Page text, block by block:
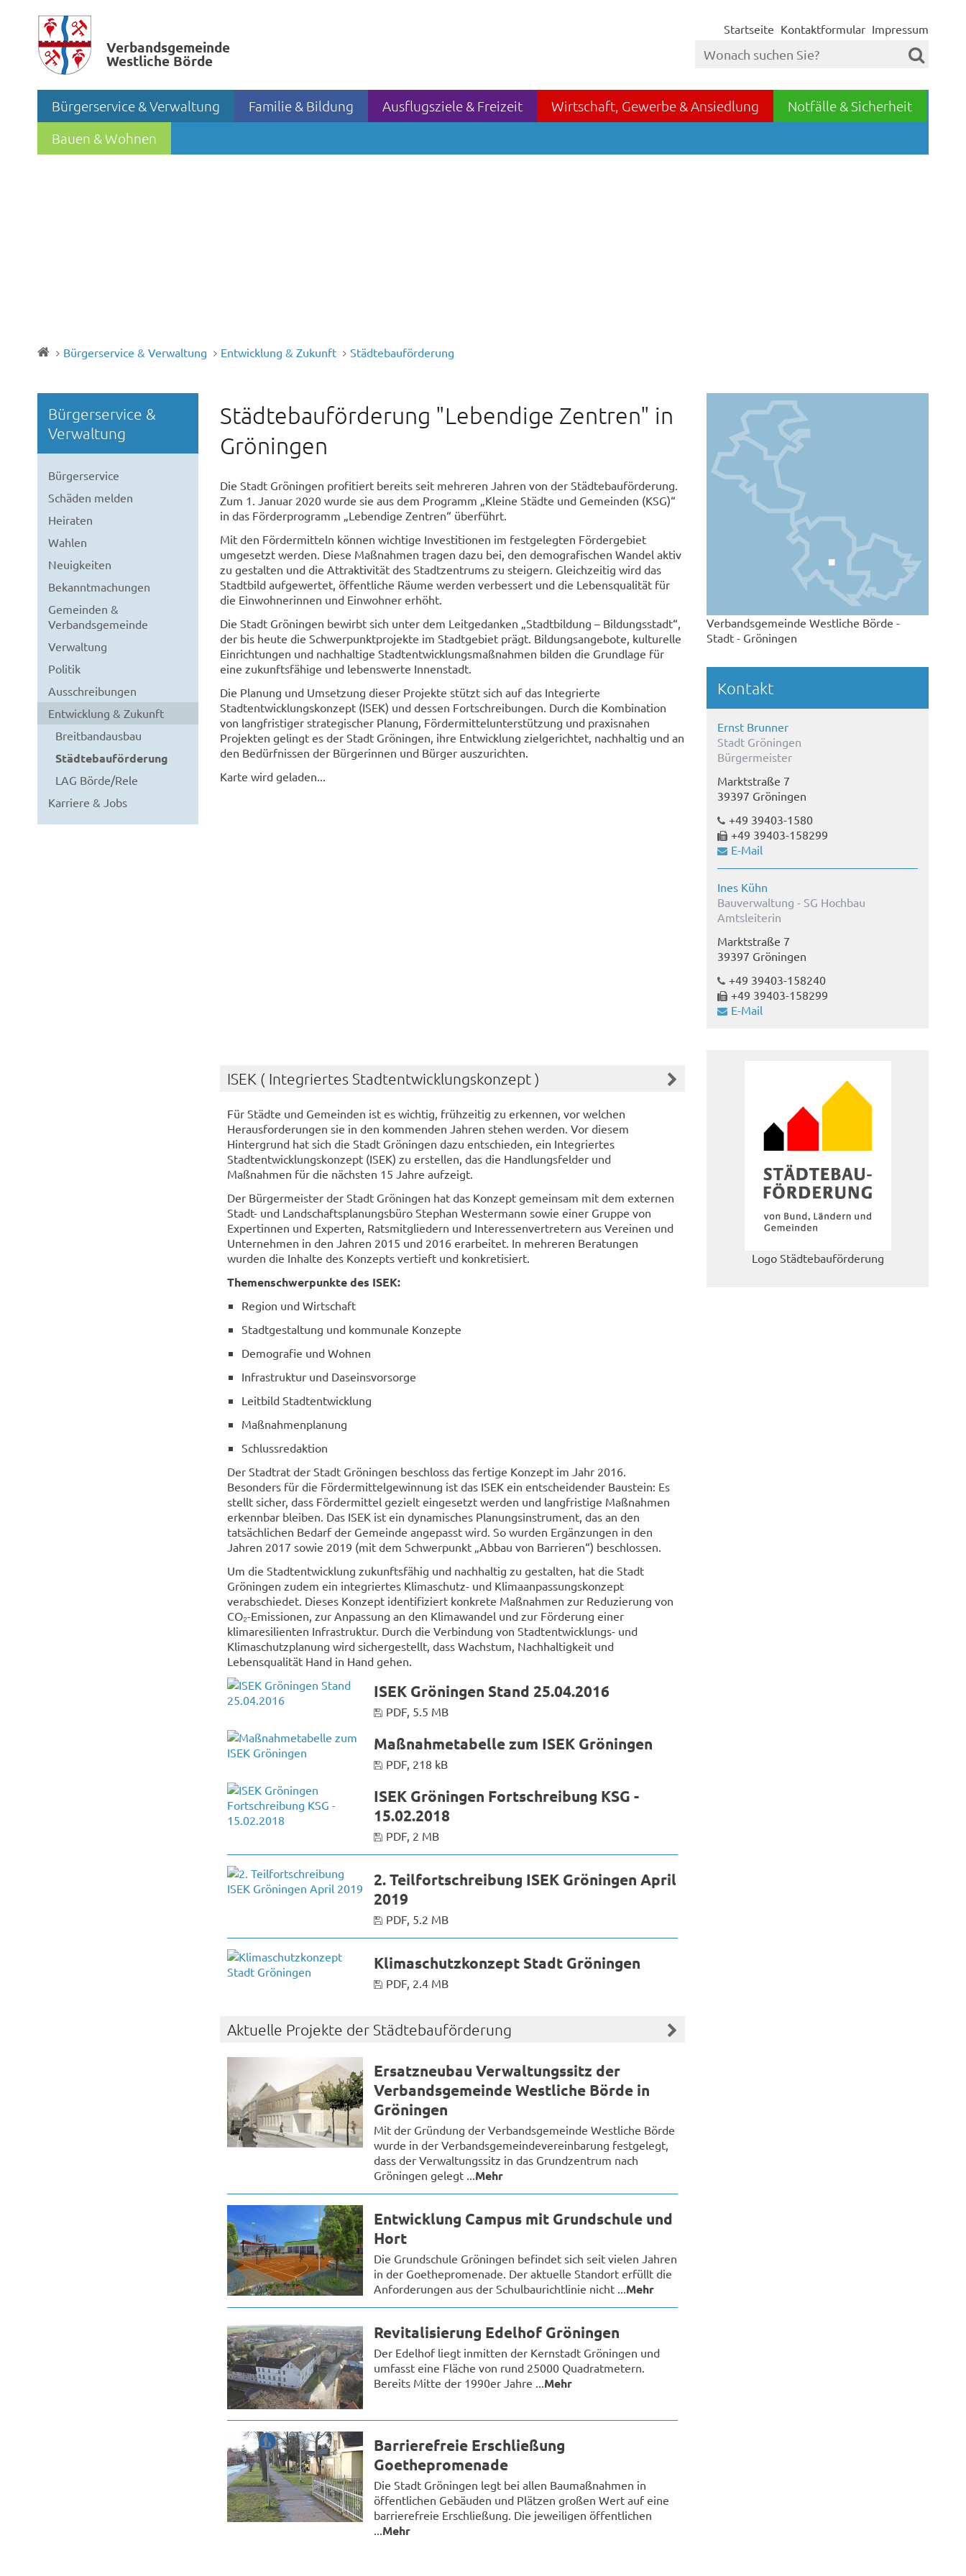
Verbands­gemeinde
Westliche Börde
Startseite Kontaktformular Impressum
Bürgerservice & Verwaltung Familie & Bildung Ausflugsziele & Freizeit Wirtschaft, Gewerbe & Ansiedlung
Notfälle & Sicherheit
Bauen & Wohnen
Bürgerservice & Verwaltung Entwicklung & Zukunft Städtebauförderung
Bürgerservice &
Verwaltung
Bürgerservice
Schäden melden
Heiraten
Wahlen
Neuigkeiten
Bekanntmachungen
Gemeinden &
Verbandsgemeinde
Verwaltung
Politik
Ausschreibungen
Entwicklung & Zukunft
Breitbandausbau
Städtebauförderung
LAG Börde/Rele
Karriere & Jobs
Städtebauförderung "Lebendige Zentren" in
Gröningen
Die Stadt Gröningen profitiert bereits seit mehreren Jahren von der Städtebauförderung.
Zum 1. Januar 2020 wurde sie aus dem Programm „Kleine Städte und Gemeinden (KSG)“
in das Förderprogramm „Lebendige Zentren“ überführt.
Mit den Fördermitteln können wichtige Investitionen im festgelegten Fördergebiet
umgesetzt werden. Diese Maßnahmen tragen dazu bei, den demografischen Wandel aktiv
zu gestalten und die Attraktivität des Stadtzentrums zu steigern. Gleichzeitig wird das
Stadtbild aufgewertet, öffentliche Räume werden verbessert und die Lebensqualität für
die Einwohnerinnen und Einwohner erhöht.
Die Stadt Gröningen bewirbt sich unter dem Leitgedanken „Stadtbildung – Bildungsstadt“,
der bis heute die Schwerpunktprojekte im Stadtgebiet prägt. Bildungsangebote, kulturelle
Einrichtungen und nachhaltige Stadtentwicklungsmaßnahmen bilden die Grundlage für
eine zukunftsfähige und lebenswerte Innenstadt.
Die Planung und Umsetzung dieser Projekte stützt sich auf das Integrierte
Stadtentwicklungskonzept (ISEK) und dessen Fortschreibungen. Durch die Kombination
von langfristiger strategischer Planung, Fördermittelunterstützung und praxisnahen
Projekten gelingt es der Stadt Gröningen, ihre Entwicklung zielgerichtet, nachhaltig und an
den Bedürfnissen der Bürgerinnen und Bürger auszurichten.
Karte wird geladen...
ISEK ( Integriertes Stadtentwicklungskonzept )
Für Städte und Gemeinden ist es wichtig, frühzeitig zu erkennen, vor welchen
Herausforderungen sie in den kommenden Jahren stehen werden. Vor diesem
Hintergrund hat sich die Stadt Gröningen dazu entschieden, ein Integriertes
Stadtentwicklungskonzept (ISEK) zu erstellen, das die Handlungsfelder und
Maßnahmen für die nächsten 15 Jahre aufzeigt.
Der Bürgermeister der Stadt Gröningen hat das Konzept gemeinsam mit dem externen
Stadt- und Landschaftsplanungsbüro Stephan Westermann sowie einer Gruppe von
Expertinnen und Experten, Ratsmitgliedern und Interessenvertretern aus Vereinen und
Unternehmen in den Jahren 2015 und 2016 erarbeitet. In mehreren Beratungen
wurden die Inhalte des Konzepts vertieft und konkretisiert.
Themenschwerpunkte des ISEK:
Region und Wirtschaft
Stadtgestaltung und kommunale Konzepte
Demografie und Wohnen
Infrastruktur und Daseinsvorsorge
Leitbild Stadtentwicklung
Maßnahmenplanung
Schlussredaktion
Der Stadtrat der Stadt Gröningen beschloss das fertige Konzept im Jahr 2016.
Besonders für die Fördermittelgewinnung ist das ISEK ein entscheidender Baustein: Es
stellt sicher, dass Fördermittel gezielt eingesetzt werden und langfristige Maßnahmen
erkennbar bleiben. Das ISEK ist ein dynamisches Planungsinstrument, das an den
tatsächlichen Bedarf der Gemeinde angepasst wird. So wurden Ergänzungen in den
Jahren 2017 sowie 2019 (mit dem Schwerpunkt „Abbau von Barrieren“) beschlossen.
Um die Stadtentwicklung zukunftsfähig und nachhaltig zu gestalten, hat die Stadt
Gröningen zudem ein integriertes Klimaschutz- und Klimaanpassungskonzept
verabschiedet. Dieses Konzept identifiziert konkrete Maßnahmen zur Reduzierung von
CO₂-Emissionen, zur Anpassung an den Klimawandel und zur Förderung einer
klimaresilienten Infrastruktur. Durch die Verbindung von Stadtentwicklungs- und
Klimaschutzplanung wird sichergestellt, dass Wachstum, Nachhaltigkeit und
Lebensqualität Hand in Hand gehen.
ISEK Gröningen Stand 25.04.2016
PDF, 5.5 MB
Maßnahmetabelle zum ISEK Gröningen
PDF, 218 kB
ISEK Gröningen Fortschreibung KSG -
15.02.2018
PDF, 2 MB
2. Teilfortschreibung ISEK Gröningen April
2019
PDF, 5.2 MB
Klimaschutzkonzept Stadt Gröningen
PDF, 2.4 MB
Aktuelle Projekte der Städtebauförderung
Ersatzneubau Verwaltungssitz der
Verbandsgemeinde Westliche Börde in
Gröningen
Mit der Gründung der Verbandsgemeinde Westliche Börde
wurde in der Verbandsgemeindevereinbarung festgelegt,
dass der Verwaltungssitz in das Grundzentrum nach
Gröningen gelegt ...Mehr
Entwicklung Campus mit Grundschule und
Hort
Die Grundschule Gröningen befindet sich seit vielen Jahren
in der Goethepromenade. Der aktuelle Standort erfüllt die
Anforderungen aus der Schulbaurichtlinie nicht ...Mehr
Revitalisierung Edelhof Gröningen
Der Edelhof liegt inmitten der Kernstadt Gröningen und
umfasst eine Fläche von rund 25000 Quadratmetern.
Bereits Mitte der 1990er Jahre ...Mehr
Barrierefreie Erschließung
Goethepromenade
Die Stadt Gröningen legt bei allen Baumaßnahmen in
öffentlichen Gebäuden und Plätzen großen Wert auf eine
barrierefreie Erschließung. Die jeweiligen öffentlichen
...Mehr
Verbandsgemeinde Westliche Börde -
Stadt - Gröningen
Kontakt
Ernst Brunner
Stadt Gröningen
Bürgermeister
Marktstraße 7
39397 Gröningen
+49 39403-1580
+49 39403-158299
E-Mail
Ines Kühn
Bauverwaltung - SG Hochbau
Amtsleiterin
Marktstraße 7
39397 Gröningen
+49 39403-158240
+49 39403-158299
E-Mail
Logo Städtebauförderung